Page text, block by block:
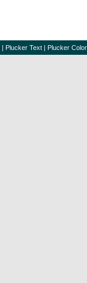
| Plucker Text | Plucker Color